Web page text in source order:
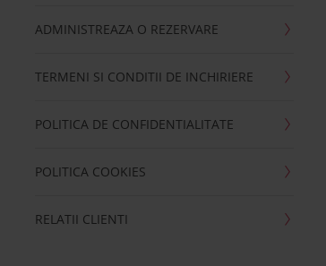
ADMINISTREAZA O REZERVARE
TERMENI SI CONDITII DE INCHIRIERE
POLITICA DE CONFIDENTIALITATE
POLITICA COOKIES
RELATII CLIENTI